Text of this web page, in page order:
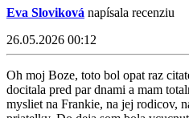
Eva Sloviková napísala recenziu
26.05.2026 00:12
Oh moj Boze, toto bol opat raz
docitala pred par dnami a mam
mysliet na Frankie, na jej rodicov,